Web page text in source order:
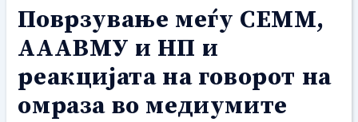
Поврзување меѓу СЕММ,
АААВМУ и НП и
реакцијата на говорот на
омраза во медиумите